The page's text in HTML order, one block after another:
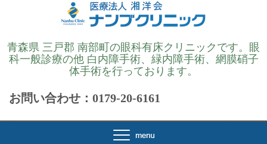
青森県 三戸郡 南部町の眼科有床クリニックです。眼
科一般診療の他 白内障手術、緑内障手術、網膜硝子
体手術を行っております。
お問い合わせ：0179-20-6161